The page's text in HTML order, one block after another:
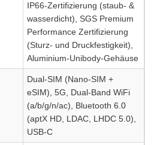
IP66-Zertifizierung (staub- &
wasserdicht), SGS Premium
Performance Zertifizierung
(Sturz- und Druckfestigkeit),
Aluminium-Unibody-Gehäuse
Dual-SIM (Nano-SIM +
eSIM), 5G, Dual-Band WiFi
(a/b/g/n/ac), Bluetooth 6.0
(aptX HD, LDAC, LHDC 5.0),
USB-C